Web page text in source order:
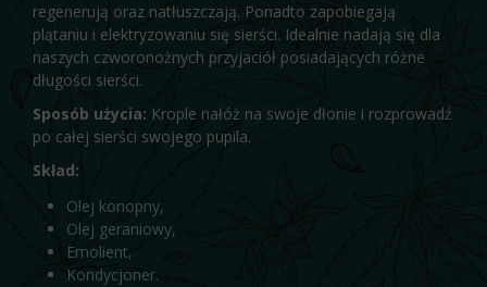
regenerują oraz natłuszczają. Ponadto zapobiegają
plątaniu i elektryzowaniu się sierści. Idealnie nadają się dla
naszych czworonożnych przyjaciół posiadających różne
długości sierści.
Sposób użycia: Krople nałóż na swoje dłonie i rozprowadź
po całej sierści swojego pupila.
Skład:
Olej konopny,
Olej geraniowy,
Emolient,
Kondycjoner.